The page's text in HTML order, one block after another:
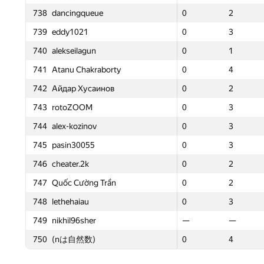
715 0x2207 0 2
716 zufar.flash 0 0
717 SfnMike — —
718
tripmate 0 2
719 jagajazz 0 2
720 AzatYusupov1990 — —
721 binvua925 0 2
722
ftiasch — —
723 IgorKoval 0 2
724
Роман Мазуренко 0 2
725 alex70095 0 3
726 maxxaonsvideos 0 2
727 softmob 0 2
0
79 0
0
0 0
—
— —
0
57 —
0
75 0
— — 0
0
137 0
—
— —
0
19 0
0 44 0
0
96 0
0 69 —
0
28 —
715 0x2207 0 2
716 zufar.flash 0 0
717 SfnMike — —
718
tripmate 0 2
719 jagajazz 0 2
720 AzatYusupov1990 — —
721 binvua925 0 2
722
ftiasch — —
723 IgorKoval 0 2
724
Роман Мазуренко 0 2
725 alex70095 0 3
726 maxxaonsvideos 0 2
727 softmob 0 2
738 dancingqueue 0 2
739 eddy1021 0 3
740 alekseilagun 0 1
741
Atanu Chakraborty 0 4
742 Айдар Хусаинов 0 2
743 rotoZOOM 0 3
744 alex-kozinov 0 3
745
pasin30055 0 3
746 cheater.2k 0 2
747 Quốc Cường Trần 0 2
748 lethehaiau 0 3
749 nikhil96sher — —
750 (nは自然数) 0 4
0 69 0
0
-54 0
0
83 0
0 174 0
0 236 —
0
-11 0
0
129 —
0
70 0
0
50 —
0 106 0
0
186 0
—
— 0
0
103 —
738 dancingqueue 0 2
739 eddy1021 0 3
740 alekseilagun 0 1
741
Atanu Chakraborty 0 4
742 Айдар Хусаинов 0 2
743 rotoZOOM 0 3
744 alex-kozinov 0 3
745
pasin30055 0 3
746 cheater.2k 0 2
747 Quốc Cường Trần 0 2
748 lethehaiau 0 3
749 nikhil96sher — —
750 (nは自然数) 0 4